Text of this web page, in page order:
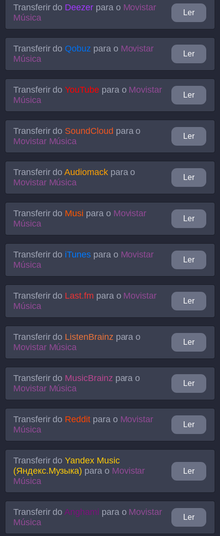
Transferir do Deezerpara o Movistar
Música
Ler
Transferir do Qobuz para o Movistar
Música
Ler
Transferir doYouTubepara o Movistar
Música
Ler
Transferir do SoundCloud para o
Movistar Música
Ler
Transferir doAudiomackpara o
Movistar Música
Ler
Transferir do Musi para o Movistar
Música
Ler
Transferir do iTunespara o Movistar
Música
Ler
Transferir do Last.fm para o Movistar
Música
Ler
Transferir do ListenBrainz para o
Movistar Música
Ler
Transferir do MusicBrainz para o
Movistar Música
Ler
Transferir do Redditpara o Movistar
Música
Ler
Transferir doYandex Music
(Яндекс.Музыка) para o Movistar
Música
Ler
Transferir doAnghami para o Movistar
Música
Ler